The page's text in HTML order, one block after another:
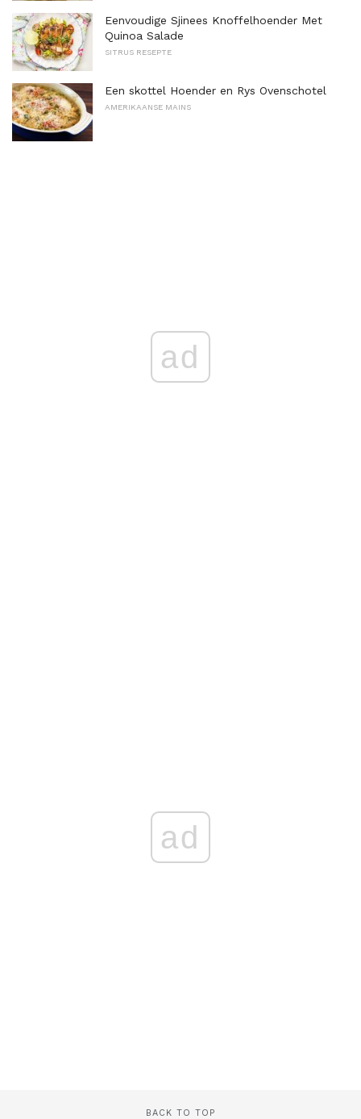
Eenvoudige Sjinees Knoffelhoender Met
Quinoa Salade
SITRUS RESEPTE
Een skottel Hoender en Rys Ovenschotel
AMERIKAANSE MAINS
ad
ad
BACK TO TOP